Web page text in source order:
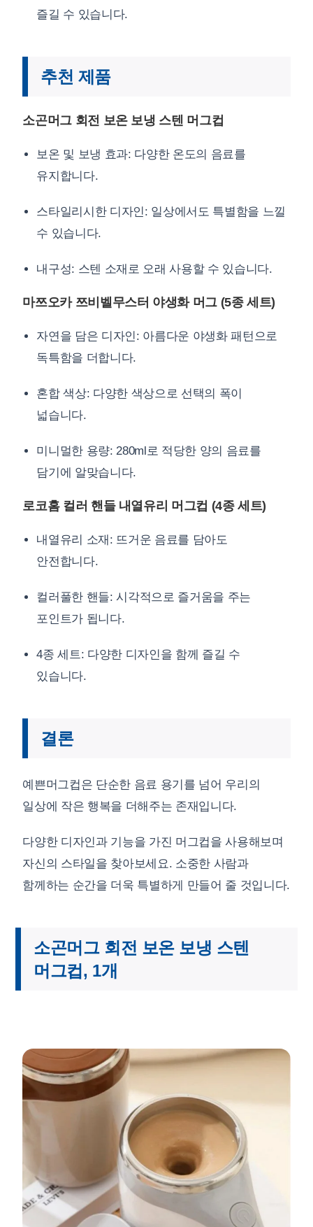
즐길 수 있습니다.
추천 제품
소곤머그 회전 보온 보냉 스텐 머그컵
보온 및 보냉 효과: 다양한 온도의 음료를
유지합니다.
스타일리시한 디자인: 일상에서도 특별함을 느낄
수 있습니다.
내구성: 스텐 소재로 오래 사용할 수 있습니다.
마쯔오카 쯔비벨무스터 야생화 머그 (5종 세트)
자연을 담은 디자인: 아름다운 야생화 패턴으로
독특함을 더합니다.
혼합 색상: 다양한 색상으로 선택의 폭이
넓습니다.
미니멀한 용량: 280ml로 적당한 양의 음료를
담기에 알맞습니다.
로코홈 컬러 핸들 내열유리 머그컵 (4종 세트)
내열유리 소재: 뜨거운 음료를 담아도
안전합니다.
컬러풀한 핸들: 시각적으로 즐거움을 주는
포인트가 됩니다.
4종 세트: 다양한 디자인을 함께 즐길 수
있습니다.
결론
예쁜머그컵은 단순한 음료 용기를 넘어 우리의
일상에 작은 행복을 더해주는 존재입니다.
다양한 디자인과 기능을 가진 머그컵을 사용해보며
자신의 스타일을 찾아보세요. 소중한 사람과
함께하는 순간을 더욱 특별하게 만들어 줄 것입니다.
소곤머그 회전 보온 보냉 스텐
머그컵, 1개